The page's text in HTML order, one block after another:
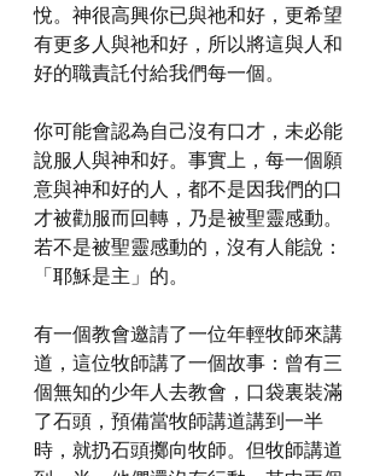
悅。神很高興你已與祂和好，更希望
有更多人與祂和好，所以將這與人和
好的職責託付給我們每一個。
你可能會認為自己沒有口才，未必能
說服人與神和好。事實上，每一個願
意與神和好的人，都不是因我們的口
才被勸服而回轉，乃是被聖靈感動。
若不是被聖靈感動的，沒有人能說：
「耶穌是主」的。
有一個教會邀請了一位年輕牧師來講
道，這位牧師講了一個故事：曾有三
個無知的少年人去教會，口袋裏裝滿
了石頭，預備當牧師講道講到一半
時，就扔石頭擲向牧師。但牧師講道